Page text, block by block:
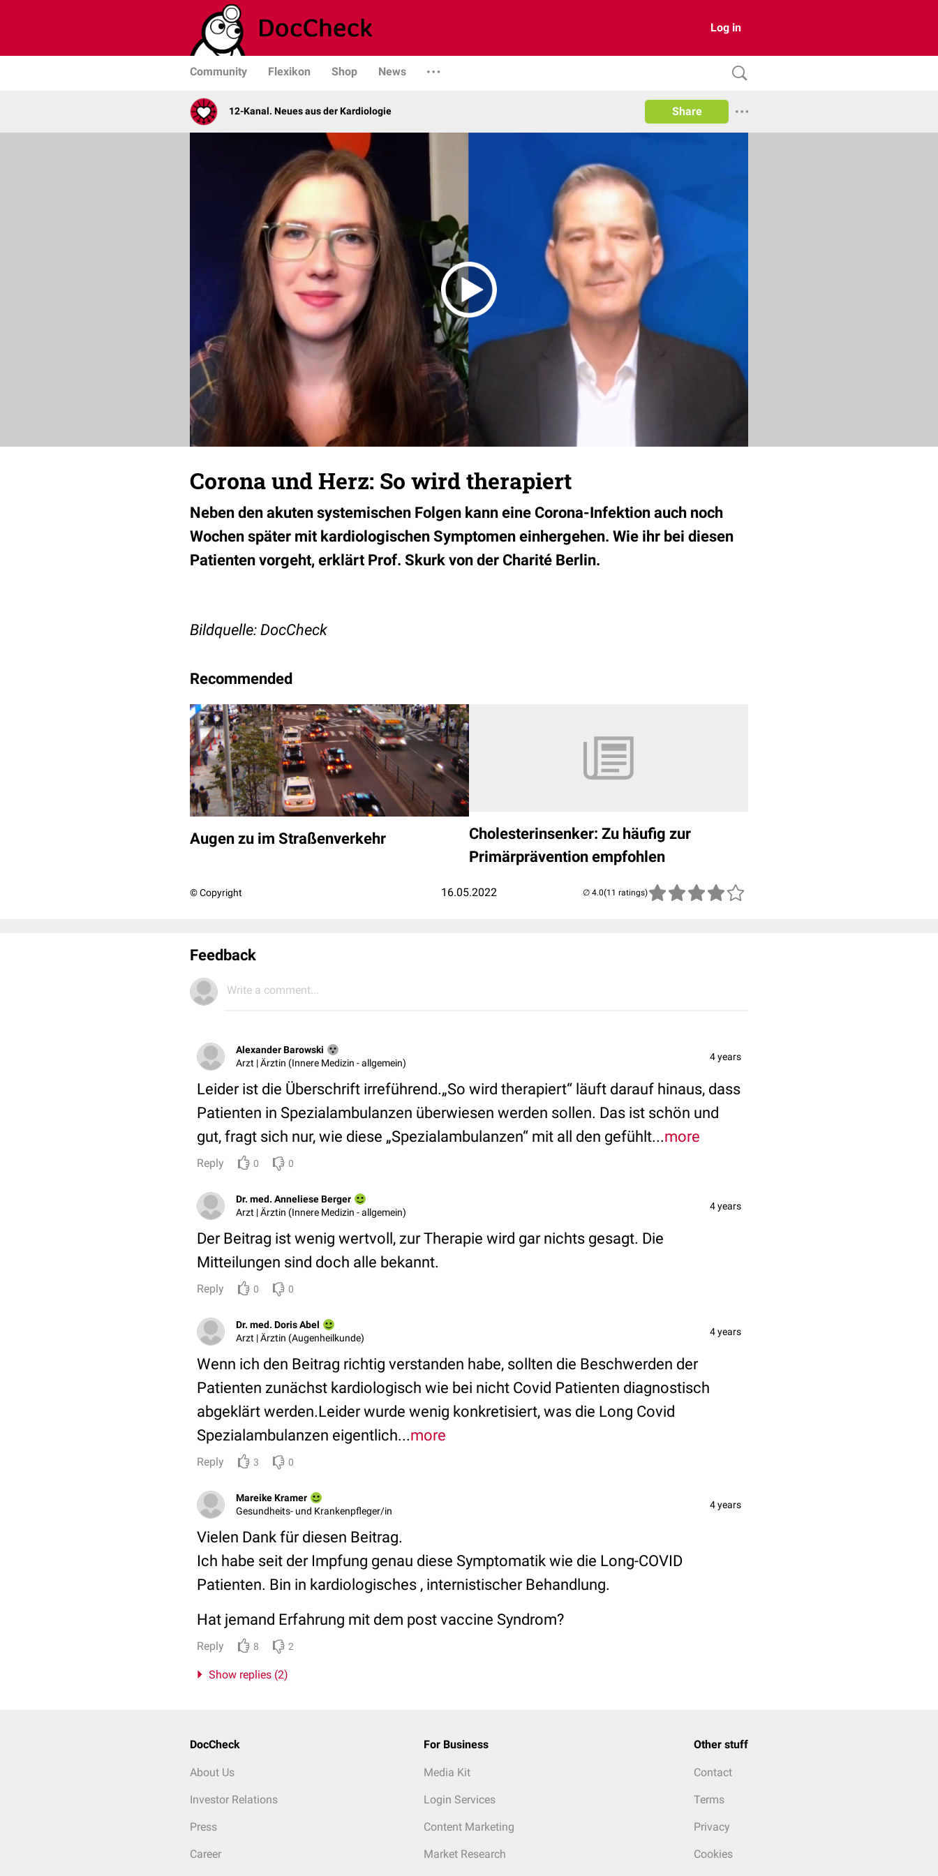
Log in
Community Flexikon Shop News
12-Kanal. Neues aus der Kardiologie Share
Corona und Herz: So wird therapiert
Neben den akuten systemischen Folgen kann eine Corona-Infektion auch noch
Wochen später mit kardiologischen Symptomen einhergehen. Wie ihr bei diesen
Patienten vorgeht, erklärt Prof. Skurk von der Charité Berlin.
Bildquelle: DocCheck
Recommended
Augen zu im Straßenverkehr
Cholesterinsenker: Zu häufig zur
Primärprävention empfohlen
© Copyright 16.05.2022 (11 ratings)
Feedback
Write a comment...
Alexander Barowski
Arzt | Ärztin (Innere Medizin - allgemein)
4 years
Leider ist die Überschrift irreführend.„So wird therapiert“ läuft darauf hinaus, dass
Patienten in Spezialambulanzen überwiesen werden sollen. Das ist schön und
gut, fragt sich nur, wie diese „Spezialambulanzen“ mit all den gefühlt...more
Reply 0 0
Dr. med. Anneliese Berger
Arzt | Ärztin (Innere Medizin - allgemein)
4 years
Der Beitrag ist wenig wertvoll, zur Therapie wird gar nichts gesagt. Die
Mitteilungen sind doch alle bekannt.
Reply 0 0
Dr. med. Doris Abel
Arzt | Ärztin (Augenheilkunde)
4 years
Wenn ich den Beitrag richtig verstanden habe, sollten die Beschwerden der
Patienten zunächst kardiologisch wie bei nicht Covid Patienten diagnostisch
abgeklärt werden.Leider wurde wenig konkretisiert, was die Long Covid
Spezialambulanzen eigentlich...more
Reply 3 0
Mareike Kramer
Gesundheits- und Krankenpfleger/in
4 years
Vielen Dank für diesen Beitrag.
Ich habe seit der Impfung genau diese Symptomatik wie die Long-COVID
Patienten. Bin in kardiologisches , internistischer Behandlung.
Hat jemand Erfahrung mit dem post vaccine Syndrom?
Reply 8 2
Show replies (2)
DocCheck
About Us
Investor Relations
Press
Career
For Business
Media Kit
Login Services
Content Marketing
Market Research
Other stuff
Contact
Terms
Privacy
Cookies